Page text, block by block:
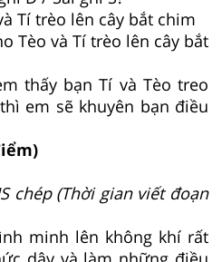
Tí trèo lên cây bắt chim
Tèo và Tí trèo lên cây bắt
thấy bạn Tí và Tèo treo
em sẽ khuyên bạn điều
chép (Thời gian viết đoạn
minh lên không khí rất